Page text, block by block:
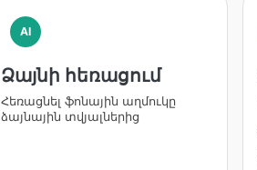
AI
Ձայնի հեռացում
Հեռացնել ֆոնային աղմուկը
ձայնային տվյալներից